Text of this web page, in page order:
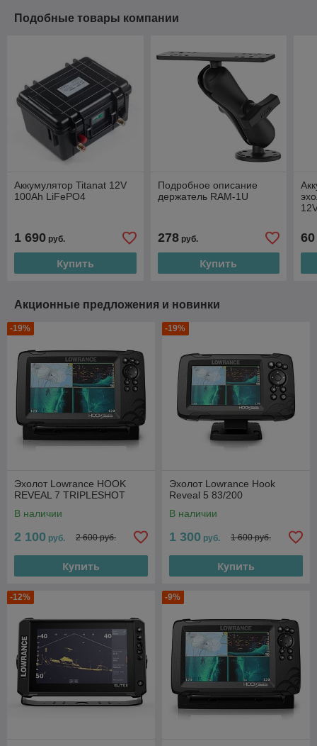
Подобные товары компании
Аккумулятор Titanat 12V
100Ah LiFePO4
1 690 руб.
Купить
Подробное описание
держатель RAM-1U
278руб.
Купить
60
Акционные предложения и новинки
-19%
Эхолот Lowrance HOOK
REVEAL 7 TRIPLESHOT
В наличии
2 100 руб. 2 600 руб.
Купить
-19%
Эхолот Lowrance Hook
Reveal 5 83/200
В наличии
1 300 руб. 1 600 руб.
Купить
-12% -9%